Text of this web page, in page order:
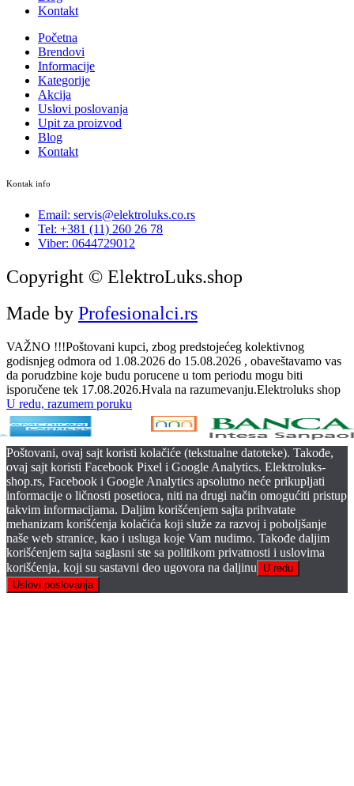
Kontakt
Početna
Brendovi
Informacije
Kategorije
Akcija
Uslovi poslovanja
Upit za proizvod
Blog
Kontakt
Kontak info
Email: servis@elektroluks.co.rs
Tel: +381 (11) 260 26 78
Viber: 0644729012
Copyright © ElektroLuks.shop
Made by Profesionalci.rs
VAŽNO !!!Poštovani kupci, zbog predstojećeg kolektivnog
godisnjeg odmora od 1.08.2026 do 15.08.2026 , obaveštavamo vas
da porudzbine koje budu porucene u tom periodu mogu biti
isporučene tek 17.08.2026.Hvala na razumevanju.Elektroluks shop
U redu, razumem poruku
Poštovani, ovaj sajt koristi kolačiće (tekstualne datoteke). Takođe,
ovaj sajt koristi Facebook Pixel i Google Analytics. Elektroluks-
shop.rs, Facebook i Google Analytics apsolutno neće prikupljati
informacije o ličnosti posetioca, niti na drugi način omogućiti pristup
takvim informacijama. Daljim korišćenjem sajta prihvatate
mehanizam korišćenja kolačića koji služe za razvoj i poboljšanje
naše web stranice, kao i usluga koje Vam nudimo. Takođe daljim
korišćenjem sajta saglasni ste sa politikom privatnosti i uslovima
korišćenja, koji su sastavni deo ugovora na daljinu
U redu
Uslovi poslovanja